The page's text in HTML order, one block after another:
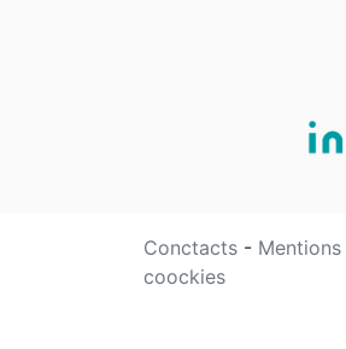
Conctacts -
coockies